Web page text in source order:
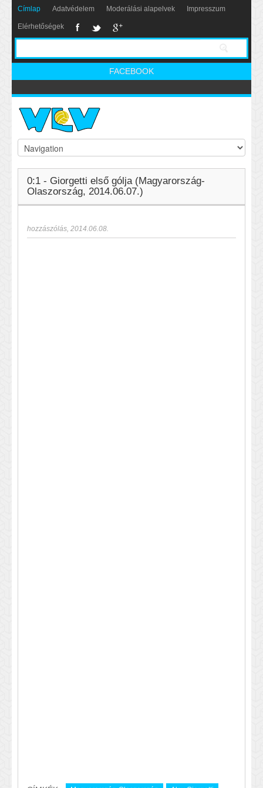
Címlap Adatvédelem Moderálási alapelvek Impresszum
Elérhetőségek
FACEBOOK
0:1 - Giorgetti első gólja (Magyarország-
Olaszország, 2014.06.07.)
hozzászólás, 2014.06.08.